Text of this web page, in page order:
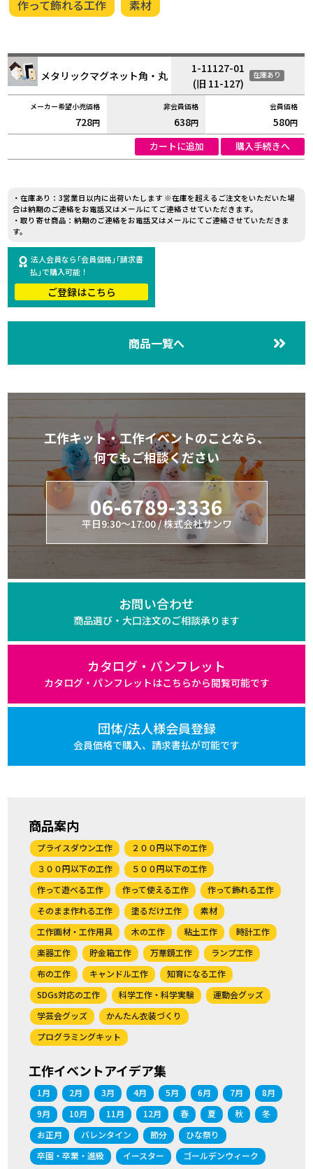
作って飾れる工作 素材
メタリックマグネット角・丸
1-11127-01
(旧 11-127)
在庫あり
728円 638円 580円
カートに追加 購入手続きへ
・在庫あり：3営業日以内に出荷いたします ※在庫を超えるご注文をいただいた場
合は納期のご連絡をお電話又はメールにてご連絡させていただきます。
・取り寄せ商品：納期のご連絡をお電話又はメールにてご連絡させていただきま
す。
法人会員なら｢会員価格｣｢請求書
払｣で購入可能！
ご登録はこちら
商品一覧へ
工作キット・工作イベントのことなら、
何でもご相談ください
06-6789-3336
平日9:30～17:00 / 株式会社サンワ
お問い合わせ
商品選び・大口注文のご相談承ります
カタログ・パンフレット
カタログ・パンフレットはこちらから閲覧可能です
団体/法人様会員登録
会員価格で購入、 請求書払が可能です
商品案内
プライスダウン工作
２００円以下の工作
３００円以下の工作
５００円以下の工作
作って遊べる工作
作って使える工作
作って飾れる工作
そのまま作れる工作
塗るだけ工作
素材
工作画材・工作用具
木の工作 粘土工作
時計工作
楽器工作
貯金箱工作 万華鏡工作
ランプ工作
布の工作
キャンドル工作
知育になる工作
SDGs対応の工作
科学工作・科学実験
運動会グッズ
学芸会グッズ
かんたん衣装づくり
プログラミングキット
工作イベントアイデア集
1月 2月 3月 4月 5月 6月 7月
8月
9月
10月 11月 12月 春 夏 秋
冬
お正月
バレンタイン 節分
ひな祭り
卒園・卒業・進級
イースター
ゴールデンウィーク